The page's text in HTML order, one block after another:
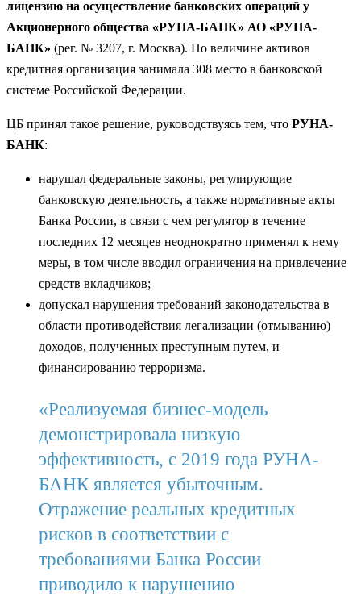
лицензию на осуществление банковских операций у
Акционерного общества «РУНА-БАНК» АО «РУНА-
БАНК» (рег. № 3207, г. Москва). По величине активов
кредитная организация занимала 308 место в банковской
системе Российской Федерации.
ЦБ принял такое решение, руководствуясь тем, что РУНА-
БАНК:
нарушал федеральные законы, регулирующие
банковскую деятельность, а также нормативные акты
Банка России, в связи с чем регулятор в течение
последних 12 месяцев неоднократно применял к нему
меры, в том числе вводил ограничения на привлечение
средств вкладчиков;
допускал нарушения требований законодательства в
области противодействия легализации (отмыванию)
доходов, полученных преступным путем, и
финансированию терроризма.
«Реализуемая бизнес-модель
демонстрировала низкую
эффективность, с 2019 года РУНА-
БАНК является убыточным.
Отражение реальных кредитных
рисков в соответствии с
требованиями Банка России
приводило к нарушению